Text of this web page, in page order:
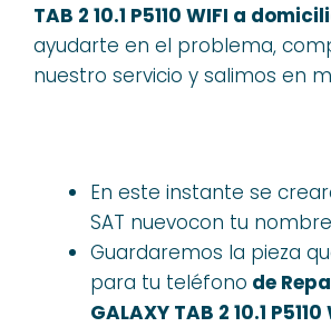
TAB 2 10.1 P5110 WIFI a
ayudarte en el problema,
nuestro servicio y salimos en
En este instante se
SAT nuevocon tu
Guardaremos la pieza
para tu teléfono de
GALAXY TAB 2 10.1 P5110